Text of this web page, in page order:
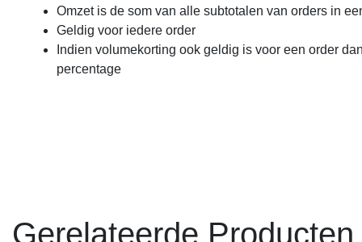
Omzet is de som van alle subtotalen van orders in
Geldig voor iedere order
Indien volumekorting ook geldig is voor een order
percentage
Gerelateerde Producten